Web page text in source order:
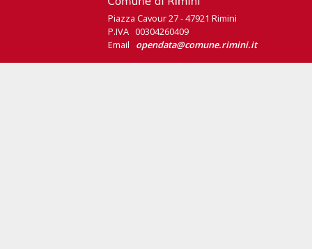
Piazza Cavour 27 - 47921 Rimini
P.IVA 00304260409
Email opendata@comune.rimini.it